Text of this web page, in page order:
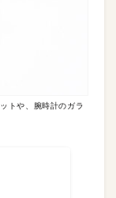
トや、腕時計のガラ